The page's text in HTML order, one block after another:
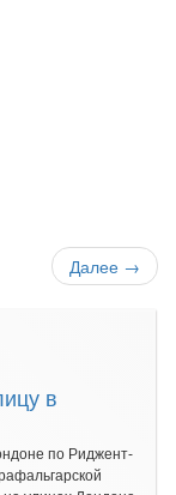
Далее →
в
по Риджент-